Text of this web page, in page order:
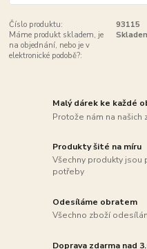
Číslo produktu:
93115
Máme produkt skladem, je
na objednání, nebo je v
elektronické podobě?:
Malý dárek ke každé
Protože nám na našich
Produkty šité na míru
Všechny produkty jsou
potřeby
Odesíláme obratem
Všechno zboží
Doprava zdarma nad